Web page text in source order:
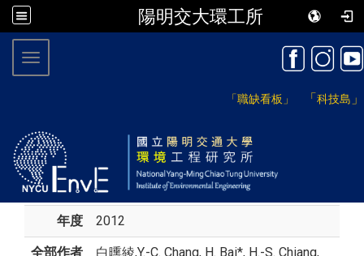
陽明交大環工所
「職缺看板」 「科技島 」
Toggle navigation
年度 2012
全部作者 白曛綾,Y.-C. Chang, H. Bai*, H.-S. Chiang,